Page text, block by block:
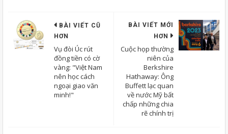
BÀI VIẾT MỚI
HƠN
Cuộc họp thường
niên của
Berkshire
Hathaway: Ông
Buffett lạc quan
về nước Mỹ bất
chấp những chia
rẽ chính trị
BÀI VIẾT CŨ
HƠN
Vụ đòi Úc rút
đồng tiền có cờ
vàng: "Việt Nam
nên học cách
ngoại giao văn
minh!"